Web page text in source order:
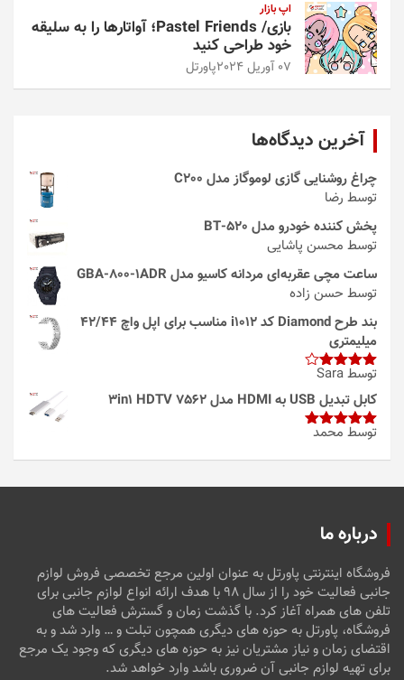
اپ بازار
بازی/ Pastel Friends؛ آواتارها را به سلیقه
خود طراحی کنید
07 آوریل 2024 پاورتل
آخرین دیدگاه‌ها
چراغ روشنایی گازی لوموگاز مدل C200
توسط رضا
پخش کننده خودرو مدل 520-BT
توسط محسن پاشایی
ساعت مچی عقربه‌ای مردانه کاسیو مدل GBA-800-1ADR
توسط حسن زاده
بند طرح Diamond کد i1012 مناسب برای اپل واچ 42/44
میلیمتری
امتیاز4
از 5
توسط Sara
کابل تبدیل USB به HDMI مدل 3in1 HDTV 7562
امتیاز5از
توسط محمد
درباره ما
فروشگاه اینترنتی پاورتل به عنوان اولین مرجع تخصصی فروش لوازم
جانبی فعالیت خود را از سال ۹۸ با هدف ارائه انواع لوازم جانبی برای
تلفن های همراه آغاز کرد. با گذشت زمان و گسترش فعالیت های
فروشگاه، پاورتل به حوزه های دیگری همچون تبلت و … وارد شد و به
اقتضای زمان و نیاز مشتریان نیز به حوزه های دیگری که وجود یک مرجع
برای تهیه لوازم جانبی آن ضروری باشد وارد خواهد شد.